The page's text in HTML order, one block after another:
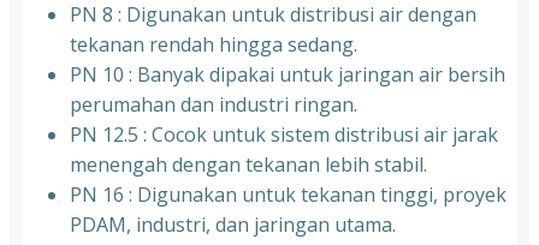
PN 8 : Digunakan untuk distribusi air dengan
tekanan rendah hingga sedang.
PN 10 : Banyak dipakai untuk jaringan air bersih
perumahan dan industri ringan.
⁠PN 12.5 : Cocok untuk sistem distribusi air jarak
menengah dengan tekanan lebih stabil.
⁠PN 16 : Digunakan untuk tekanan tinggi, proyek
PDAM, industri, dan jaringan utama.